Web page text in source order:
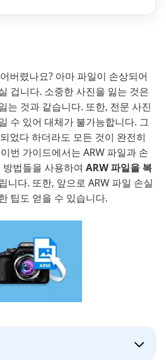
버렸나요? 아마 파일이 손상되어
겁니다. 소중한 사진을 잃는 것은
는 것과 같습니다. 또한, 전문 사진
수 있어 대체가 불가능합니다. 그
었다 하더라도 모든 것이 완전히
번 가이드에서는 ARW 파일과 손
법들을 사용하여 ARW 파일을 복
니다. 또한, 앞으로 ARW 파일 손실
팁도 얻을 수 있습니다.